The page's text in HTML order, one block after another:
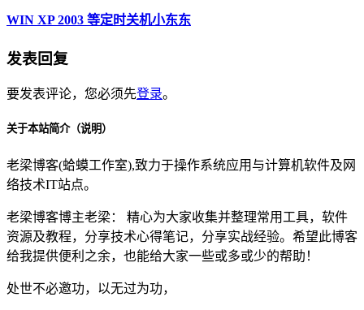
WIN XP 2003 等定时关机小东东
发表回复
要发表评论，您必须先登录。
关于本站简介（说明）
老梁博客(蛤蟆工作室),致力于操作系统应用与计算机软件及网
络技术IT站点。
老梁博客博主老梁： 精心为大家收集并整理常用工具，软件
资源及教程，分享技术心得笔记，分享实战经验。希望此博客
给我提供便利之余，也能给大家一些或多或少的帮助！
处世不必邀功，以无过为功，